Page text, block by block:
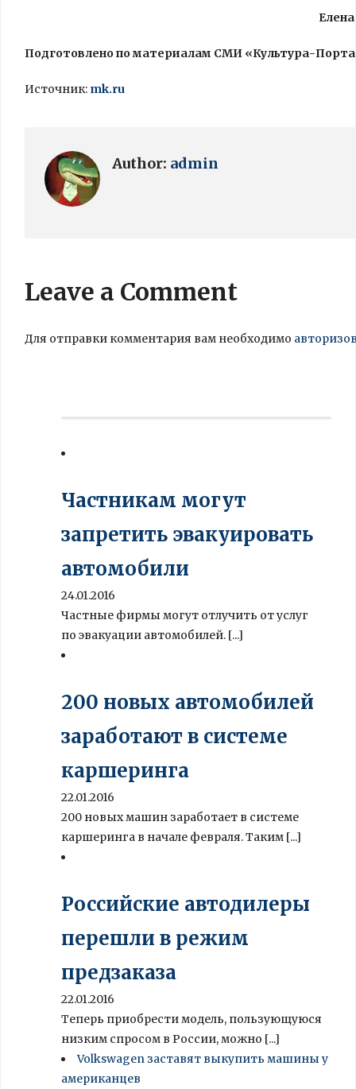
Подготовлено по материалам СМИ «Культура-
Источник: mk.ru
Author: admin
Leave a Comment
Для отправки комментария вам необходимо
Частникам могут
запретить эвакуировать
автомобили
24.01.2016
Частные фирмы могут отлучить от услуг
по эвакуации автомобилей. [...]
200 новых автомобилей
заработают в системе
каршеринга
22.01.2016
200 новых машин заработает в системе
каршеринга в начале февраля. Таким [...]
Российские автодилеры
перешли в режим
предзаказа
22.01.2016
Теперь приобрести модель, пользующуюся
низким спросом в России, можно [...]
Volkswagen заставят выкупить машины у
американцев